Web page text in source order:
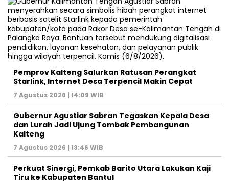
Pemprov Kalteng Salurkan Ratusan Perangkat
Starlink, Internet Desa Terpencil Makin Cepat
7 Agustus 2026 | 14:09 WIB
Gubernur Agustiar Sabran Tegaskan Kepala Desa
dan Lurah Jadi Ujung Tombak Pembangunan
Kalteng
7 Agustus 2026 | 13:46 WIB
Perkuat Sinergi, Pemkab Barito Utara Lakukan Kaji
Tiru ke Kabupaten Bantul